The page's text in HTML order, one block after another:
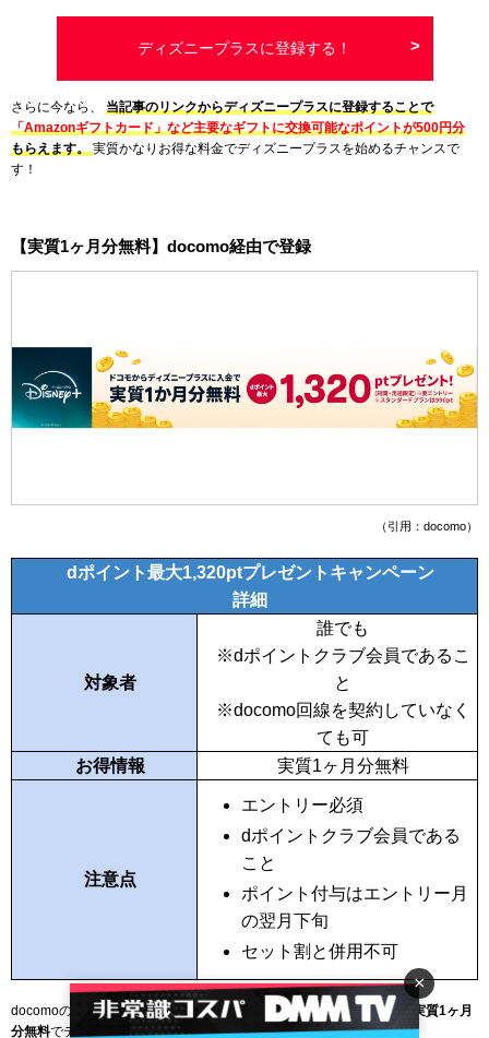
ディズニープラスに登録する！
さらに今なら、 当記事のリンクからディズニープラスに登録することで
「Amazonギフトカード」など主要なギフトに交換可能なポイントが500円分
もらえます。 実質かなりお得な料金でディズニープラスを始めるチャンスで
す！
【実質1ヶ月分無料】docomo経由で登録
（引用：docomo）
dポイント最大1,320ptプレゼントキャンペーン
詳細
対象者
誰でも
※dポイントクラブ会員であるこ
と
※docomo回線を契約していなく
ても可
お得情報
実質1ヶ月分無料
注意点
エントリー必須
dポイントクラブ会員である
こと
ポイント付与はエントリー月
の翌月下旬
セット割と併用不可
docomoのキャンペーンページからディズニープラスに登録すると、
実質1ヶ月
分無料でディズニープラスを利用できます。
×